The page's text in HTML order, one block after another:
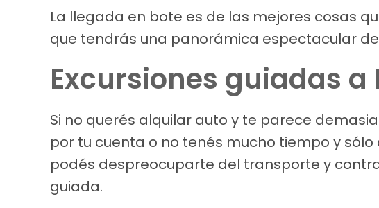
La llegada en bote es de las mejores cosas
que tendrás una panorámica espectacular
Excursiones guiadas
Si no querés alquilar auto y te parece
por tu cuenta o no tenés mucho tiempo y sólo
podés despreocuparte del transporte y
guiada.